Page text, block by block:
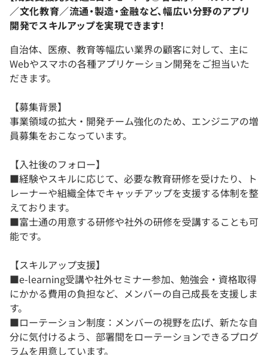
／文化教育／流通・製造・金融など、幅広い分野のアプリ
開発でスキルアップを実現できます！
自治体、医療、教育等幅広い業界の顧客に対して、主に
Webやスマホの各種アプリケーション開発をご担当いた
だきます。
【募集背景】
事業領域の拡大・開発チーム強化のため、エンジニアの増
員募集をおこなっています。
【入社後のフォロー】
■経験やスキルに応じて、必要な教育研修を受けたり、ト
レーナーや組織全体でキャッチアップを支援する体制を整
えております。
■富士通の用意する研修や社外の研修を受講することも可
能です。
【スキルアップ支援】
■e-learning受講や社外セミナー参加、勉強会・資格取得
にかかる費用の負担など、メンバーの自己成長を支援しま
す。
■ローテーション制度：メンバーの視野を広げ、新たな自
分に気付けるよう、部署間をローテーションできるプログ
ラムを用意しています。